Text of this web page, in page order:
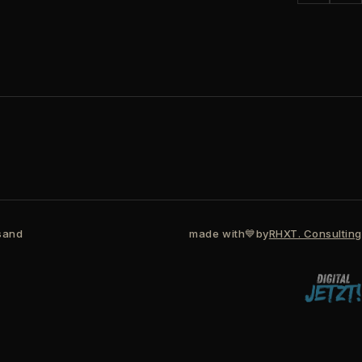
made with💙byRHXT. Consulting